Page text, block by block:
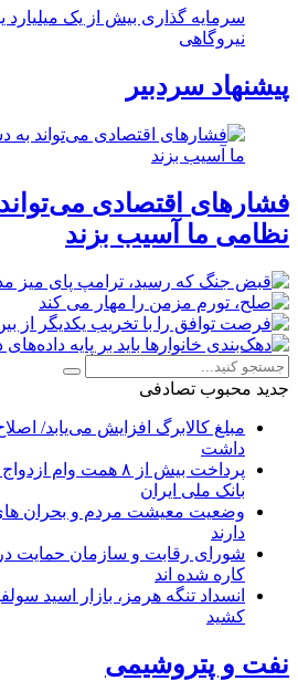
سرمایه گذاری بیش از یک
نیروگاهی
پیشنهاد سردبیر
فشارهای اقتصادی
نظامی ما آسیب بزند
جدید محبوب تصادفی
مبلغ کالابرگ افزایش می‌یابد/
داشت
پرداخت بیش از ۸ همت
بانک ملی ایران
وضعیت معیشت مردم و بحران های
دارند
شورای رقابت و سازمان حمایت
کاره شده اند
انسداد تنگه هرمز، بازار اسید
کشید
نفت و پتروشیمی